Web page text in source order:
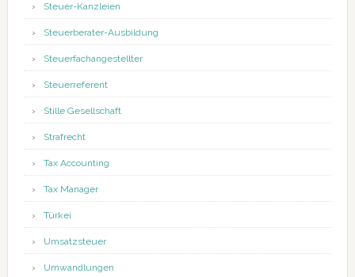
Steuer-Kanzleien
Steuerberater-Ausbildung
Steuerfachangestellter
Steuerreferent
Stille Gesellschaft
Strafrecht
Tax Accounting
Tax Manager
Türkei
Umsatzsteuer
Umwandlungen